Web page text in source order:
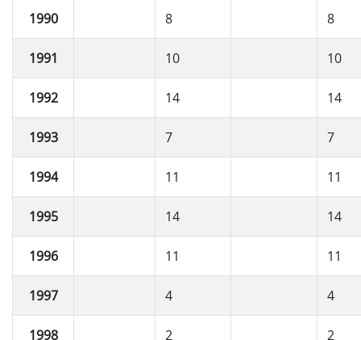
1990 8 8
1991 10 10
1992 14 14
1993 7 7
1994 11 11
1995 14 14
1996 11 11
1997 4 4
1998 2 2